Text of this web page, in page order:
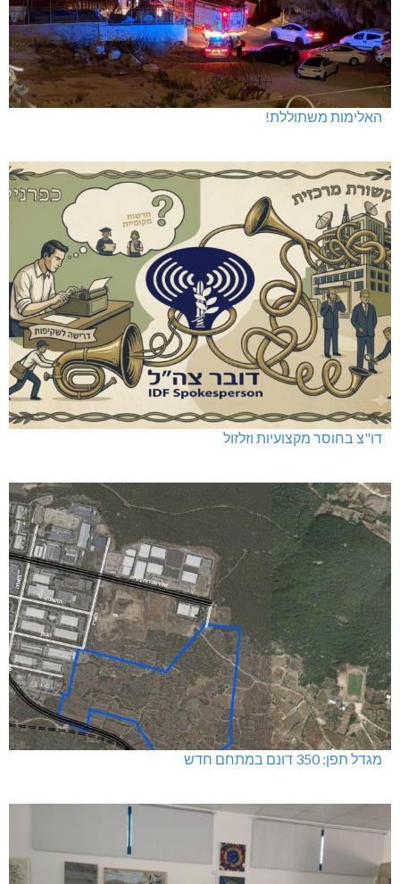
האלימות משתוללת!
דו"צ בחוסר מקצועיות וזלזול
מגדל תפן: 350 דונם במתחם חדש